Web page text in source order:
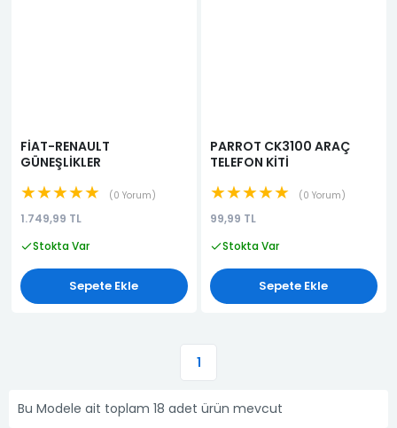
FİAT-RENAULT
GÜNEŞLİKLER
★★★★★ 0 Yorum
1.749,99 TL
Stokta Var
Sepete Ekle
PARROT CK3100 ARAÇ
TELEFON KİTİ
★★★★★ 0 Yorum
99,99 TL
Stokta Var
Sepete Ekle
1
Bu Modele ait toplam 18 adet ürün mevcut